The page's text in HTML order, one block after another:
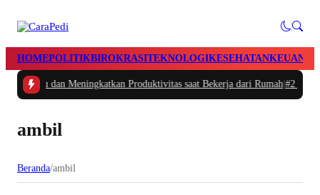
HOMEPOLITIKBIROKRASITEKNOLOGIKESEHATAN
Waktu dan Meningkatkan Produktivitas saat Bekerja dari Rumah|#2 -
ambil
Beranda/ambil